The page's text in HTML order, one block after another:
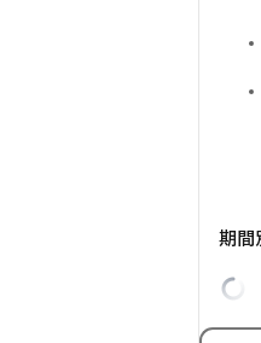
期間